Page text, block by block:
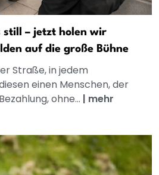
still – jetzt holen wir
auf die große Bühne
Straße, in jedem
einen Menschen, der
ohne... | mehr